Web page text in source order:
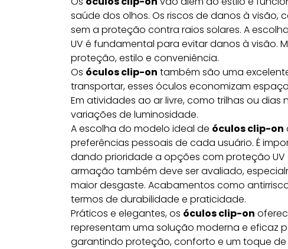
saúde dos olhos. Os riscos de danos à
sem a proteção contra raios solares. A
UV é fundamental para evitar danos à visão.
proteção, estilo e conveniência.
Os óculos clip-on também são uma
transportar, esses óculos economizam
Em atividades ao ar livre, como trilhas ou
variações de luminosidade.
A escolha do modelo ideal de óculos clip-on
preferências pessoais de cada usuário. É
dando prioridade a opções com proteção UV
armação também deve ser avaliado,
maior desgaste. Acabamentos como
termos de durabilidade e praticidade.
Práticos e elegantes, os óculos clip-on
representam uma solução moderna e eficaz
garantindo proteção, conforto e um toque